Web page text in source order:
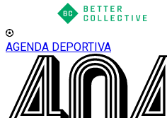
AGENDA DEPORTIVA